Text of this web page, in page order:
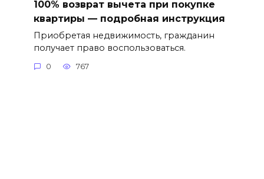
100% возврат вычета при покупке
квартиры — подробная инструкция
Приобретая недвижимость, гражданин
получает право воспользоваться.
0 767